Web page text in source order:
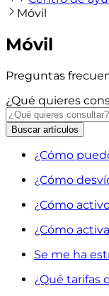
Móvil
Móvil
Preguntas
¿Qué quieres
Buscar artículos
¿Cómo
¿Cómo
¿Cómo
¿Cómo
Se me ha
¿Qué tarifas